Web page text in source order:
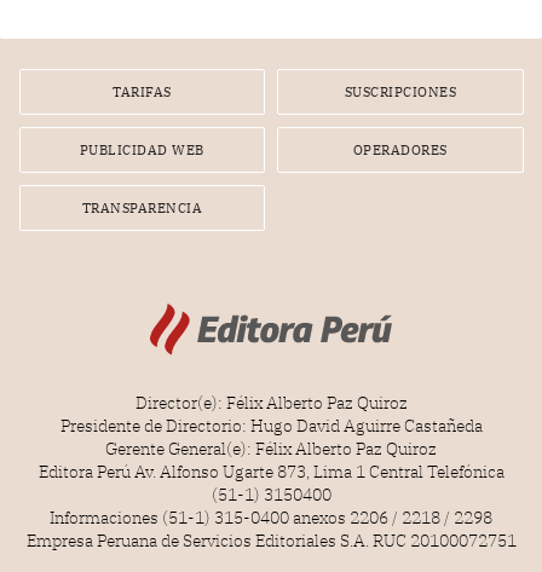
TARIFAS SUSCRIPCIONES
PUBLICIDAD WEB OPERADORES
TRANSPARENCIA
Director(e): Félix Alberto Paz Quiroz
Presidente de Directorio: Hugo David Aguirre Castañeda
Gerente General(e): Félix Alberto Paz Quiroz
Editora Perú Av. Alfonso Ugarte 873, Lima 1 Central Telefónica
(51-1) 3150400
Informaciones (51-1) 315-0400 anexos 2206 / 2218 / 2298
Empresa Peruana de Servicios Editoriales S.A. RUC 20100072751